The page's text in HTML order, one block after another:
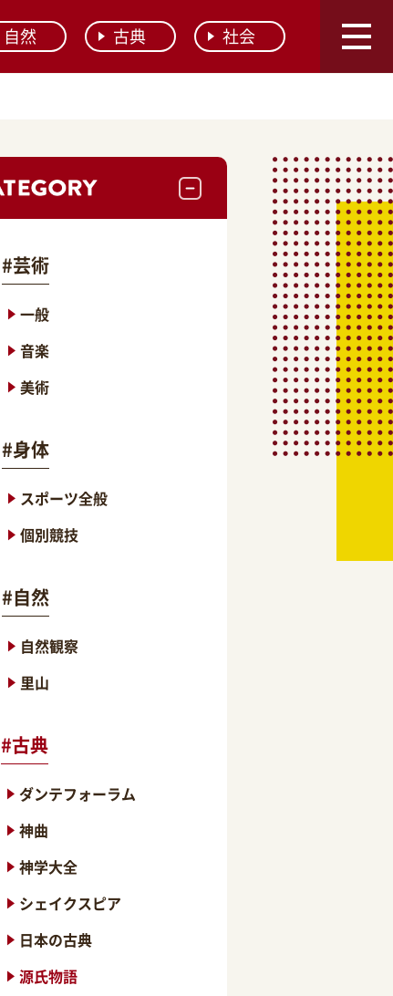
自然 古典 社会
#芸術
一般
音楽
美術
#身体
スポーツ全般
個別競技
#自然
自然観察
里山
#古典
ダンテフォーラム
神曲
神学大全
シェイクスピア
日本の古典
源氏物語